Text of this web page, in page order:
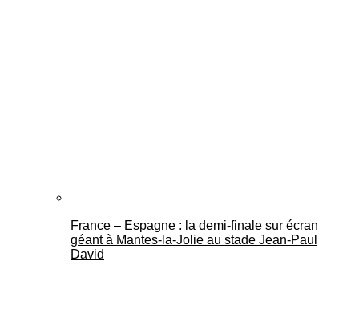
France – Espagne : la demi-finale sur écran
géant à Mantes-la-Jolie au stade Jean-Paul
David